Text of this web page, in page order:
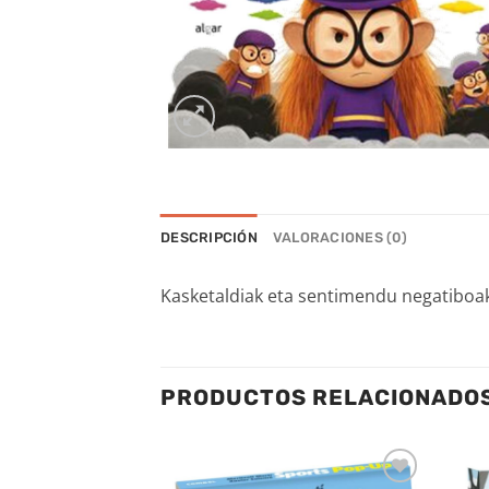
DESCRIPCIÓN VALORACIONES (0)
Kasketaldiak eta sentimendu
PRODUCTOS